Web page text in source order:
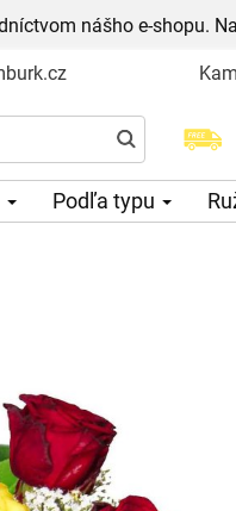
nášho e-shopu.
Podľa typu